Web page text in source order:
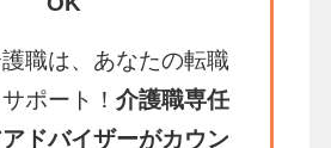
職は、あなたの転職
ポート！ 介護職専任
ドバイザーがカウン